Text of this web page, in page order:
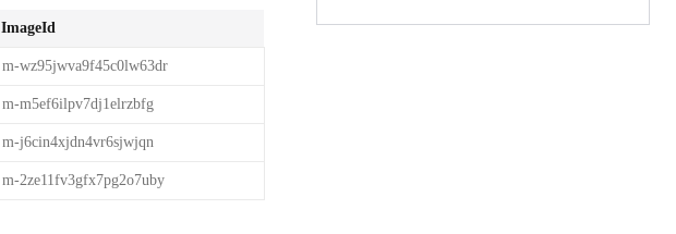
ImageId
m-wz95jwva9f45c0lw63dr
m-m5ef6ilpv7dj1elrzbfg
m-j6cin4xjdn4vr6sjwjqn
m-2ze11fv3gfx7pg2o7uby